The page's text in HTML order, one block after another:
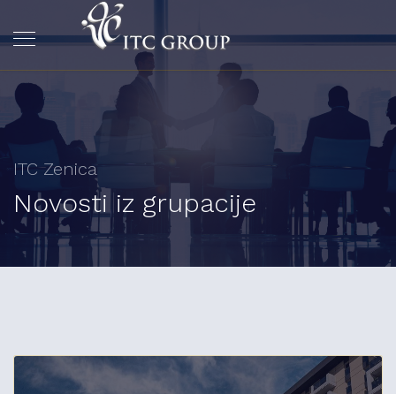
ITC Zenica
Novosti iz grupacije